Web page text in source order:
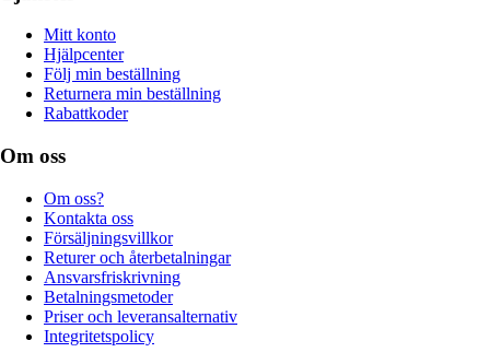
Mitt konto
Hjälpcenter
Följ min beställning
Returnera min beställning
Rabattkoder
Om oss
Om oss?
Kontakta oss
Försäljningsvillkor
Returer och återbetalningar
Ansvarsfriskrivning
Betalningsmetoder
Priser och leveransalternativ
Integritetspolicy